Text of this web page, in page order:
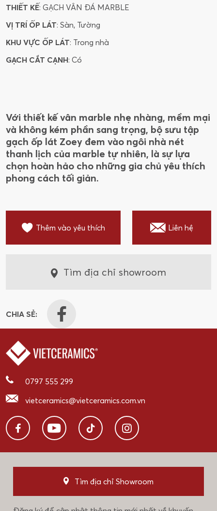
THIẾT KẾ: GẠCH VÂN ĐÁ MARBLE
VỊ TRÍ ỐP LÁT: Sàn, Tường
KHU VỰC ỐP LÁT: Trong nhà
GẠCH CẮT CẠNH: Có
Với thiết kế vân marble nhẹ nhàng, mềm mại
và không kém phần sang trọng, bộ sưu tập
gạch ốp lát Zoey đem vào ngôi nhà nét
thanh lịch của marble tự nhiên, là sự lựa
chọn hoàn hảo cho những gia chủ yêu thích
phong cách tối giản.
Thêm vào yêu thích Liên hệ
Tìm địa chỉ showroom
CHIA SẺ:
0797 555 299
vietceramics@vietceramics.com.vn
Tìm địa chỉ Showroom